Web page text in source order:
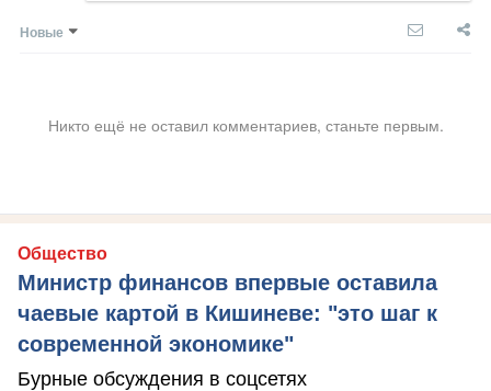
Новые
Никто ещё не оставил комментариев, станьте первым.
Общество
Министр финансов впервые оставила
чаевые картой в Кишиневе: "это шаг к
современной экономике"
Бурные обсуждения в соцсетях